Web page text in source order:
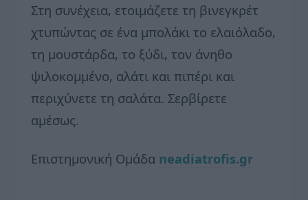
Στη συνέχεια, ετοιμάζετε τη βινεγκρέτ
χτυπώντας σε ένα μπολάκι το ελαιόλαδο,
τη μουστάρδα, το ξύδι, τον άνηθο
ψιλοκομμένο, αλάτι και πιπέρι και
περιχύνετε τη σαλάτα. Σερβίρετε
αμέσως.
Επιστημονική Ομάδα neadiatrofis.gr